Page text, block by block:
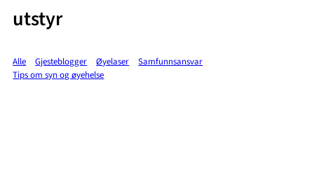
utstyr
Alle Gjesteblogger Øyelaser
Samfunnsansvar
Tips om syn og øyehelse